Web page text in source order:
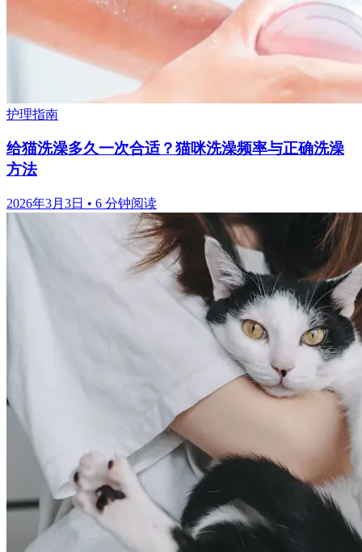
护理指南
给猫洗澡多久一次合适？猫咪洗澡频率与正确洗澡
方法
2026年3月3日 • 6 分钟阅读